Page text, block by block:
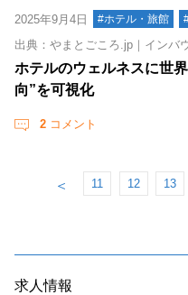
2025年9月4日 #ホテル・旅館
出典：やまとごころ.jp｜インバ
ホテルのウェルネスに世
向”を可視化
2 コメント
＜ 11 12 13
求人情報